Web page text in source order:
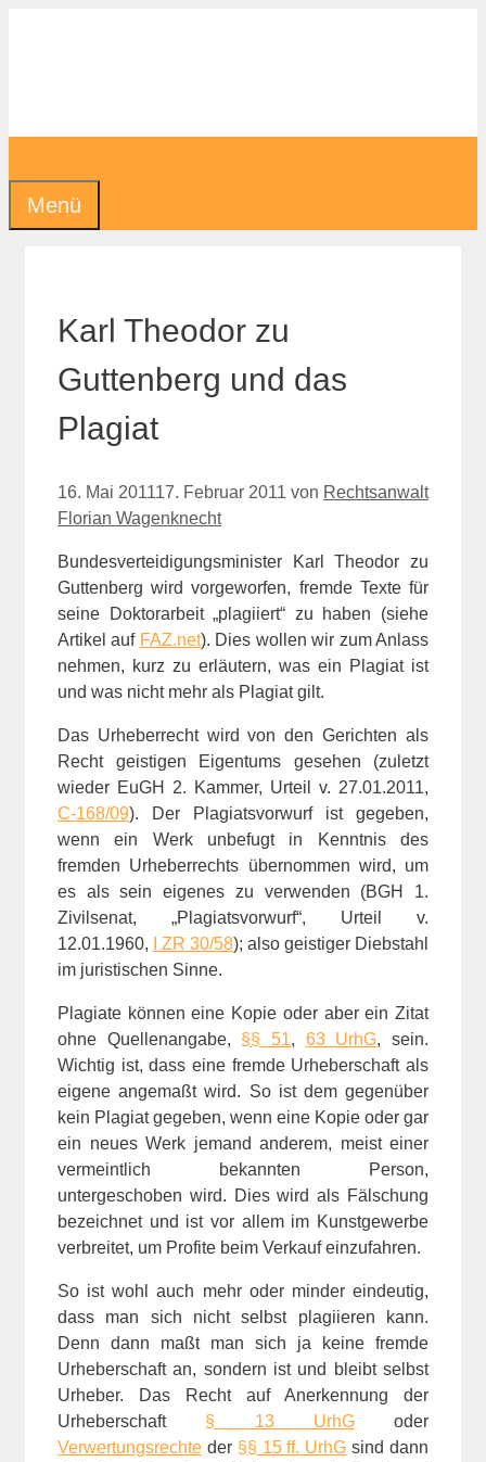
Menü
Karl Theodor zu
Guttenberg und das
Plagiat
16. Mai 201117. Februar 2011 von Rechtsanwalt
Florian Wagenknecht
Bundesverteidigungsminister Karl Theodor zu
Guttenberg wird vorgeworfen, fremde Texte für
seine Doktorarbeit „plagiiert“ zu haben (siehe
Artikel auf FAZ.net). Dies wollen wir zum Anlass
nehmen, kurz zu erläutern, was ein Plagiat ist
und was nicht mehr als Plagiat gilt.
Das Urheberrecht wird von den Gerichten als
Recht geistigen Eigentums gesehen (zuletzt
wieder EuGH 2. Kammer, Urteil v. 27.01.2011,
C-168/09). Der Plagiatsvorwurf ist gegeben,
wenn ein Werk unbefugt in Kenntnis des
fremden Urheberrechts übernommen wird, um
es als sein eigenes zu verwenden (BGH 1.
Zivilsenat, „Plagiatsvorwurf“, Urteil v.
12.01.1960,
I ZR 30/58); also geistiger Diebstahl
im juristischen Sinne.
Plagiate können eine Kopie oder aber ein Zitat
ohne Quellenangabe, §§ 51, 63 UrhG, sein.
Wichtig ist, dass eine fremde Urheberschaft als
eigene angemaßt wird. So ist dem gegenüber
kein Plagiat gegeben, wenn eine Kopie oder gar
ein neues Werk jemand anderem, meist einer
vermeintlich bekannten Person,
untergeschoben wird. Dies wird als Fälschung
bezeichnet und ist vor allem im Kunstgewerbe
verbreitet, um Profite beim Verkauf einzufahren.
So ist wohl auch mehr oder minder eindeutig,
dass man sich nicht selbst plagiieren kann.
Denn dann maßt man sich ja keine fremde
Urheberschaft an, sondern ist und bleibt selbst
Urheber. Das Recht auf Anerkennung der
Urheberschaft § 13 UrhGoder
Verwertungsrechte der §§ 15 ff. UrhG sind dann